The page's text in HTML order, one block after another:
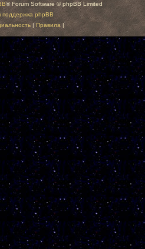
® Forum Software © phpBB Limited
поддержка phpBB
|Правила|